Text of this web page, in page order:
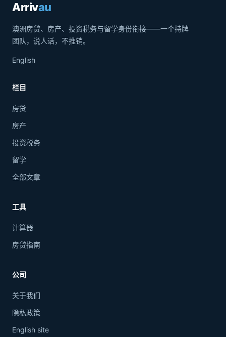
Arrivau
澳洲房贷、房产、投资税务与留学身份衔接——一个持牌
团队，说人话，不推销。
English
栏目
房贷
房产
投资税务
留学
全部文章
工具
计算器
房贷指南
公司
关于我们
隐私政策
English site